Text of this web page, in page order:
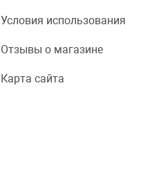
Условия использования
Отзывы о магазине
Карта сайта